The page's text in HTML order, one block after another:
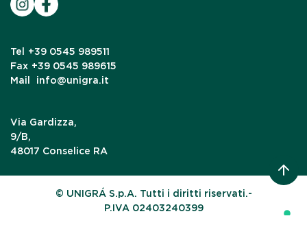
Tel
+39 0545 989511
Fax +39 0545 989615
Mail
info@unigra.it
Via Gardizza,
9/B,
48017 Conselice RA
© UNIGRÁ S.p.A. Tutti i diritti riservati.-
P.IVA 02403240399